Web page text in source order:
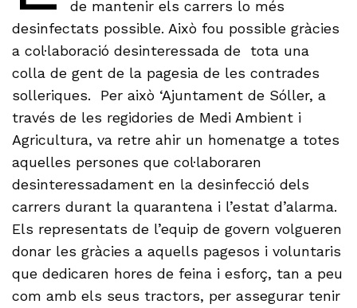
de mantenir els carrers lo més
desinfectats possible. Això fou possible gràcies
a col·laboració desinteressada de tota una
colla de gent de la pagesia de les contrades
solleriques. Per això ‘Ajuntament de Sóller, a
través de les regidories de Medi Ambient i
Agricultura, va retre ahir un homenatge a totes
aquelles persones que col·laboraren
desinteressadament en la desinfecció dels
carrers durant la quarantena i l’estat d’alarma.
Els representats de l’equip de govern volgueren
donar les gràcies a aquells pagesos i voluntaris
que dedicaren hores de feina i esforç, tan a peu
com amb els seus tractors, per assegurar tenir